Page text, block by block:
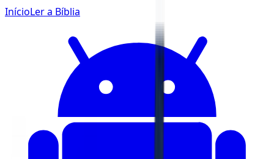
InícioLer a Bíblia